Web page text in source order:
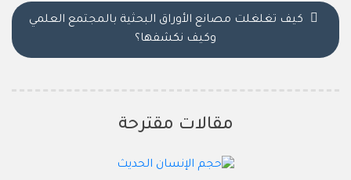
كيف تغلغلت مصانع الأوراق البحثية بالمجتمع العلمي
وكيف نكشفها؟
مقالات مقترحة